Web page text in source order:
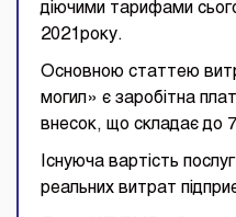
діючими тарифами
2021року.
Основною статтею
могил» є заробітна
внесок, що складає до
Існуюча вартість
реальних витрат